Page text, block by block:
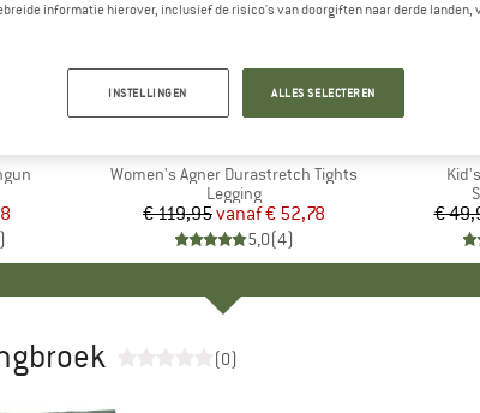
prijs
)
Artikel
Women's Agner Durastretch Tights
Productgroep
Legging
Prijs
€ 119,95 Verlaagde prijs
vanaf€ 52,78
5,0(4)
€
(0)
informatie hierover, inclusief de risico's van doorgiften naar derde landen,
INSTELLINGEN ALLES SELECTEREN